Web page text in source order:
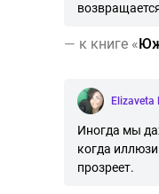
— к книге «
Elizaveta
Иногда мы
когда
прозреет.